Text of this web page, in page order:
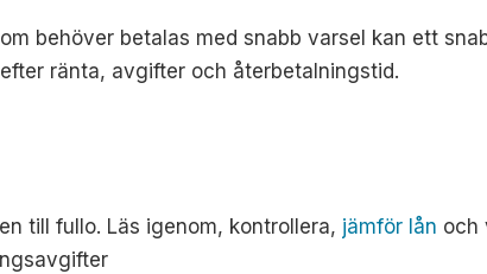
behöver betalas med snabb varsel kan ett
ränta, avgifter och återbetalningstid.
till fullo. Läs igenom, kontrollera, jämför lån och